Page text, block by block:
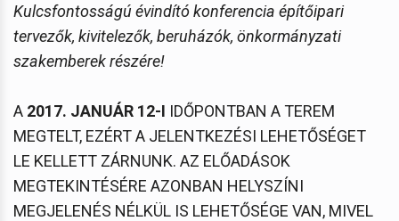
Kulcsfontosságú évindító konferencia építőipari
tervezők, kivitelezők, beruházók, önkormányzati
szakemberek részére!
A 2017. JANUÁR 12-I IDŐPONTBAN A TEREM
MEGTELT, EZÉRT A JELENTKEZÉSI LEHETŐSÉGET
LE KELLETT ZÁRNUNK. AZ ELŐADÁSOK
MEGTEKINTÉSÉRE AZONBAN HELYSZÍNI
MEGJELENÉS NÉLKÜL IS LEHETŐSÉGE VAN, MIVEL